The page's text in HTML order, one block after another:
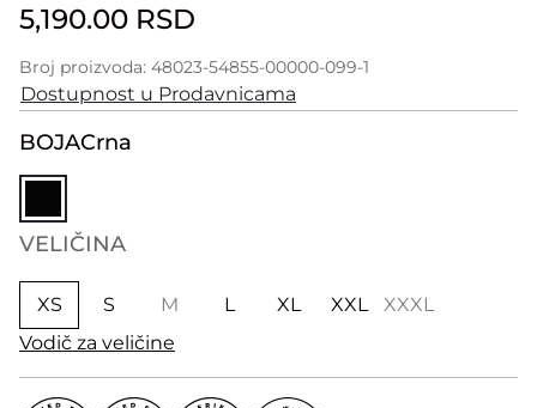
5,190.00 RSD
Broj proizvoda: 48023-54855-00000-099-1
Dostupnost u Prodavnicama
BOJACrna
VELIČINA
XS S M L XL XXL
XXXL
Vodič za veličine